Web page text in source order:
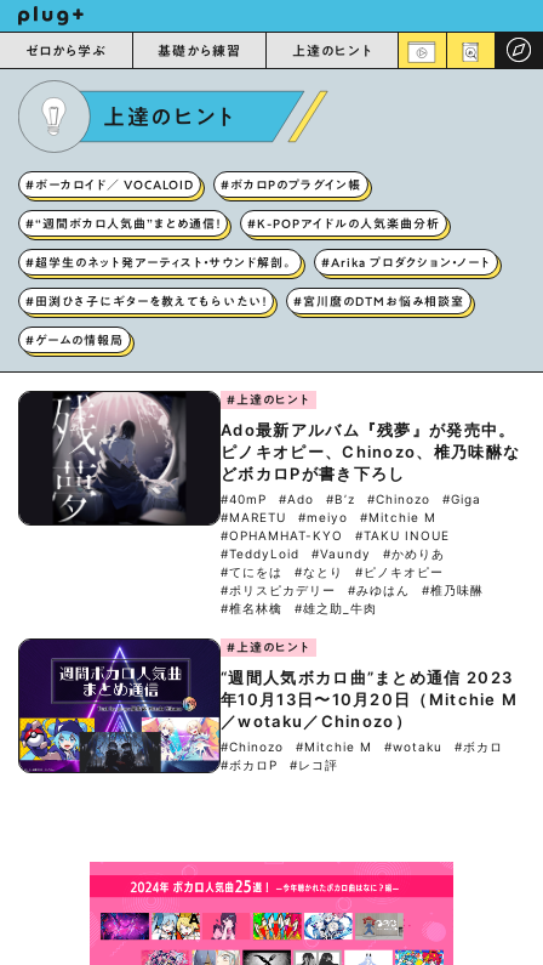
ゼロから学ぶ 基礎から練習 上達のヒント
上達のヒント
#ボーカロイド／ VOCALOID #ボカロPのプラグイン帳
#“週間ボカロ人気曲”まとめ通信！ #K-POPアイドルの人気楽曲分析
#超学生のネット発アーティスト・サウンド解剖。 #Arika プロダクション・ノート
#田渕ひさ子にギターを教えてもらいたい！ #宮川麿のDTMお悩み相談室
#ゲームの情報局
#上達のヒント
Ado最新アルバム『残夢』が発売中。
ピノキオピー、Chinozo、椎乃味醂な
どボカロPが書き下ろし
#40mP #Ado #B’z #Chinozo
#Giga
#MARETU
#meiyo
#Mitchie M
#OPHAMHAT-KYO
#TAKU INOUE
#TeddyLoid
#Vaundy
#かめりあ
#てにをは
#なとり
#ピノキオピー
#ポリスピカデリー
#みゆはん
#椎乃味醂
#椎名林檎
#雄之助_牛肉
#上達のヒント
“週間人気ボカロ曲”まとめ通信 2023
年10月13日〜10月20日（Mitchie M
／wotaku／Chinozo）
#Chinozo #Mitchie M #wotaku
#ボカロ
#ボカロP
#レコ評